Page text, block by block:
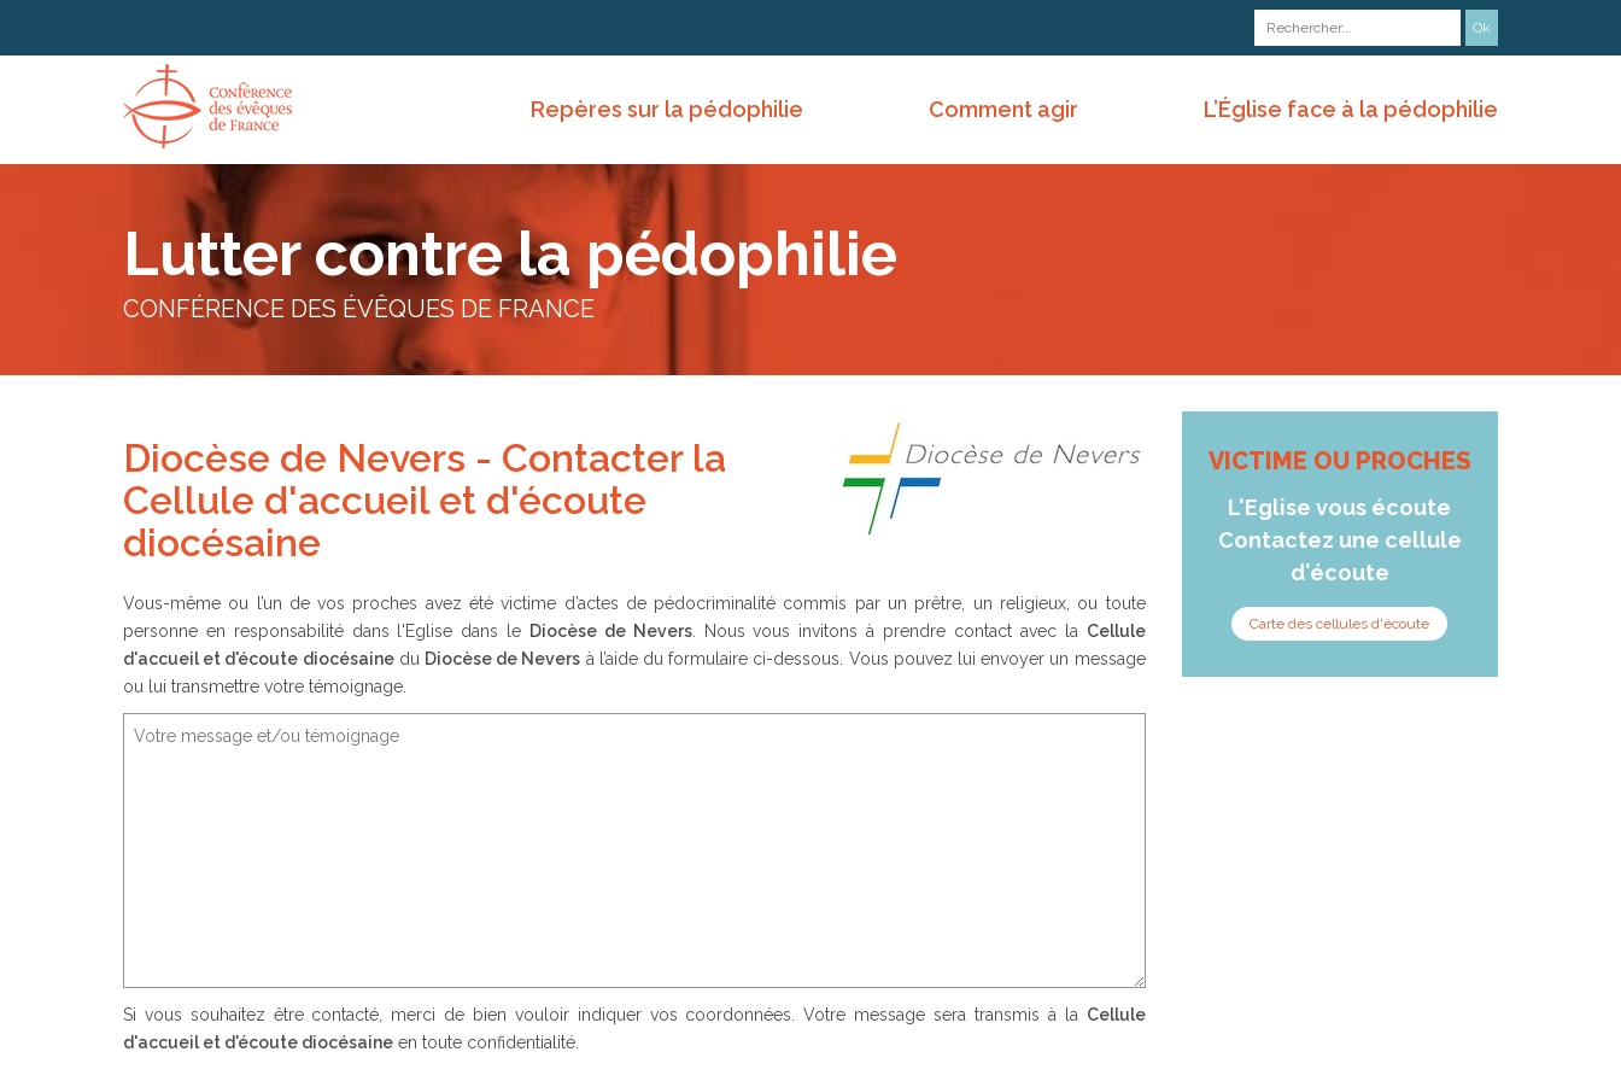
Repères sur la pédophilie Comment agir L’Église face à la pédophilie
Lutter contre la pédophilie
CONFÉRENCE DES ÉVÊQUES DE FRANCE
Diocèse de Nevers - Contacter la
Cellule d'accueil et d'écoute
diocésaine
Vous-même ou l’un de vos proches avez été victime d’actes de pédocriminalité commis par un prêtre, un religieux, ou toute
personne en responsabilité dans l'Eglise dans le Diocèse de Nevers. Nous vous invitons à prendre contact avec la Cellule
d'accueil et d'écoute diocésainedu Diocèse de Nevers à l’aide du formulaire ci-dessous. Vous pouvez lui envoyer un message
ou lui transmettre votre témoignage.
Si vous souhaitez être contacté, merci de bien vouloir indiquer vos coordonnées. Votre message sera transmis à la Cellule
d'accueil et d'écoute diocésaine en toute confidentialité.
VICTIME OU PROCHES
L'Eglise vous écoute
Contactez une cellule
d'écoute
Carte des cellules d'écoute